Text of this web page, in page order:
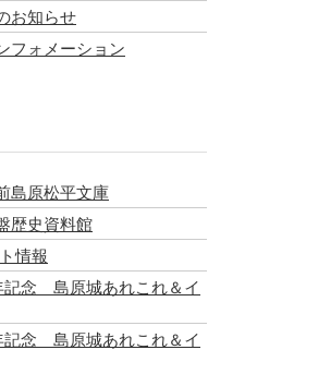
お知らせ
フォメーション
島原松平文庫
歴史資料館
情報
記念 島原城あれこれ＆イ
記念 島原城あれこれ＆イ